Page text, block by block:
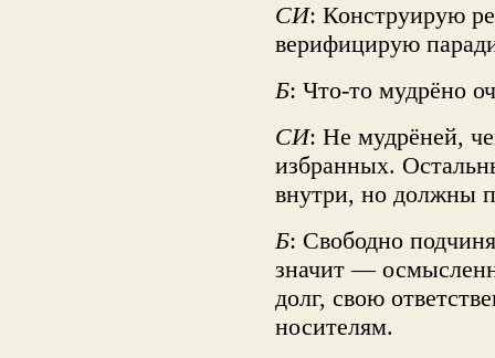
СИ: Конструирую
верифицирую
Б: Что-то мудрёно
СИ: Не мудрёней,
избранных.
внутри, но должны
Б: Свободно
значит —
долг, свою
носителям.